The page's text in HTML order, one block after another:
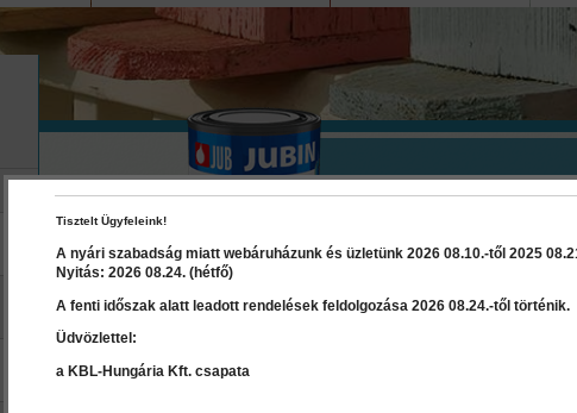
Jubin
Tisztelt Ügyfeleink!
A nyári szabadság miatt webáruházunk és üzletünk 2026 08.10.-től 2025
Nyitás: 2026 08.24. (hétfő)
A fenti időszak alatt leadott rendelések feldolgozása 2026 08.24.-től történik.
Üdvözlettel:
a KBL-Hungária Kft. csapata